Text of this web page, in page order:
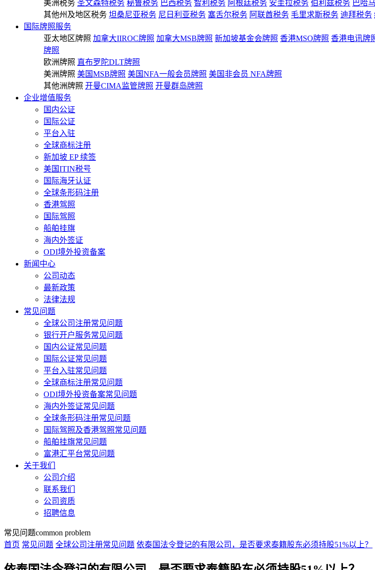
美洲税务 圣文森特税务 秘鲁税务 巴西税务 智利税务 阿根廷税务 安圭拉税务 伯利兹税务 巴哈
其他州及地区税务 坦桑尼亚税务 尼日利亚税务 塞舌尔税务 阿联酋税务 毛里求斯税务 迪拜税务
国际牌照服务
亚太地区牌照 加拿大IIROC牌照 加拿大MSB牌照 新加坡基金会牌照 香港MSO牌照 香港电讯牌
牌照
欧洲牌照 直布罗陀DLT牌照
美洲牌照 美国MSB牌照 美国NFA一般会员牌照 美国非会员 NFA牌照
其他洲牌照 开曼CIMA监管牌照 开曼群岛牌照
企业增值服务
国内公证
国际公证
平台入驻
全球商标注册
新加坡 EP 续签
美国ITIN税号
国际海牙认证
全球条形码注册
香港驾照
国际驾照
船舶挂旗
海内外签证
ODI境外投资备案
新闻中心
公司动态
最新政策
法律法规
常见问题
全球公司注册常见问题
银行开户服务常见问题
国内公证常见问题
国际公证常见问题
平台入驻常见问题
全球商标注册常见问题
ODI境外投资备案常见问题
海内外签证常见问题
全球条形码注册常见问题
国际驾照及香港驾照常见问题
船舶挂旗常见问题
富港汇平台常见问题
关于我们
公司介绍
联系我们
公司资质
招聘信息
常见问题common problem
首页 常见问题 全球公司注册常见问题 依泰国法令登记的有限公司，是否要求泰籍股东必须持股51%以上？